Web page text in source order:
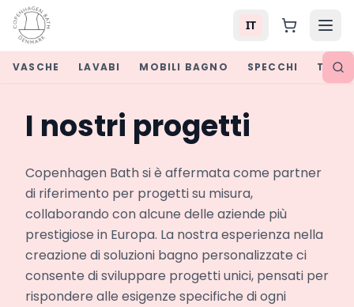
IT
VASCHE LAVABI MOBILI BAGNO SPECCHI TOP
I nostri progetti
Copenhagen Bath si è affermata come partner
di riferimento per progetti su misura,
collaborando con alcune delle aziende più
prestigiose in Europa. La nostra esperienza nella
creazione di soluzioni bagno personalizzate ci
consente di sviluppare progetti unici, pensati per
rispondere alle esigenze specifiche di ogni